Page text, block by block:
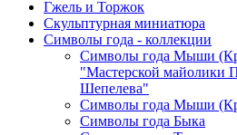
Гжель и Торжок
Скульптурная миниатюра
Символы года - коллекции
Символы года Мыши
"Мастерской майолики
Шепелева"
Символы года Мыши
Символы года Быка